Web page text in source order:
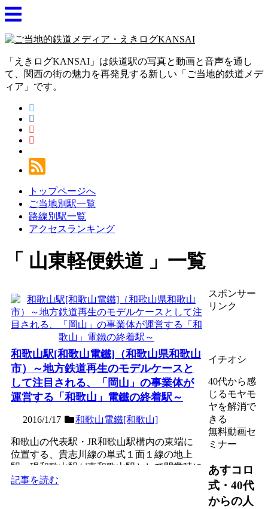
「えきログKANSAI」は鉄道駅の写真と動画と音声を通し
て、関西の街の魅力を再発見する新しい「ご当地的鉄道メデ
ィア」です。
トップページへ
ご当地別駅一覧
路線別駅一覧
アクセスランキング
山東軽便鉄道 一覧
和歌山駅[和歌山電鐵]（和歌山県和歌山
市）～地方鉄道再生のモデルケースと
して注目される、「岡山」の事業体が
運営する「和歌山」電鐵の終着駅～
2016/1/17 和歌山電鐵[和歌山]
和歌山の代表駅・JR和歌山駅構内の東端に
位置する、貴志川線の単式１面１線の地上
駅。現和歌山駅が東和歌山駅として開業時に
最初に乗り入れた路線の...
記事を読む
スポンサー
リンク
イチオシ
40代から感
じるモヤモ
ヤを解消で
きる
無料動画セ
ミナー
あすコロ
式・40代
からの人